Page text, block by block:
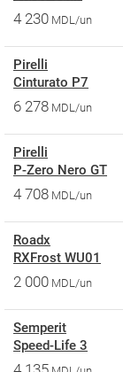
4 230 MDL/un
Pirelli
Cinturato P7
6 278 MDL/un
Pirelli
P-Zero Nero GT
4 708 MDL/un
Roadx
RXFrost WU01
2 000 MDL/un
Semperit
Speed-Life 3